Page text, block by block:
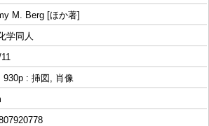
M. Berg [ほか著]
学同人
930p : 挿図, 肖像